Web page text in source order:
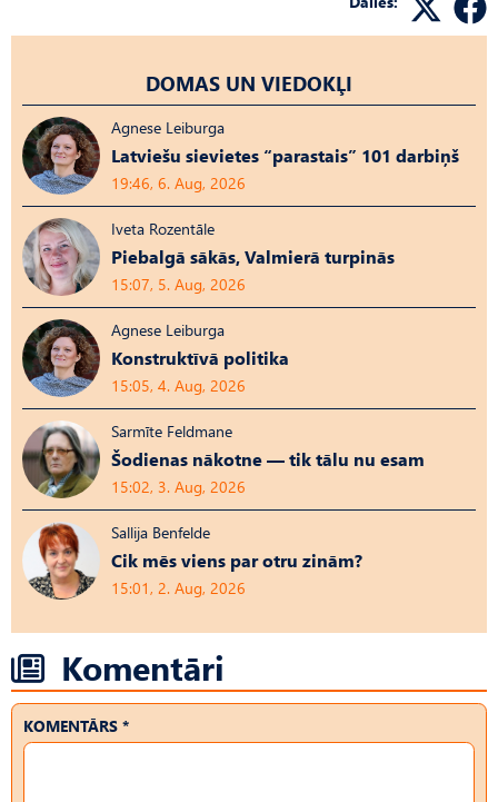
DOMAS UN VIEDOKĻI
Agnese Leiburga
Latviešu sievietes “parastais” 101 darbiņš
19:46, 6. Aug, 2026
Iveta Rozentāle
Piebalgā sākās, Valmierā turpinās
15:07, 5. Aug, 2026
Agnese Leiburga
Konstruktīvā politika
15:05, 4. Aug, 2026
Sarmīte Feldmane
Šodienas nākotne — tik tālu nu esam
15:02, 3. Aug, 2026
Sallija Benfelde
Cik mēs viens par otru zinām?
15:01, 2. Aug, 2026
Komentāri
KOMENTĀRS *